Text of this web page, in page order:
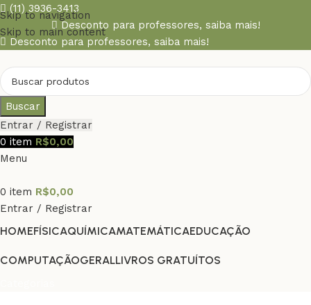
Skip to navigation
Skip to main content
(11) 3936-3413
Desconto para professores, saiba mais!
Desconto para professores, saiba mais!
Buscar
Entrar / Registrar
0 item R$0,00
Menu
0 item R$0,00
Entrar / Registrar
HOMEFÍSICAQUÍMICAMATEMÁTICAEDUCAÇÃO
COMPUTAÇÃOGERALLIVROS GRATUÍTOS